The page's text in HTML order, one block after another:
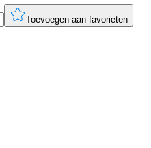
Toevoegen aan favorieten